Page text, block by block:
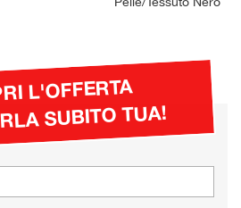
L'OFFERTA
SUBITO TUA!